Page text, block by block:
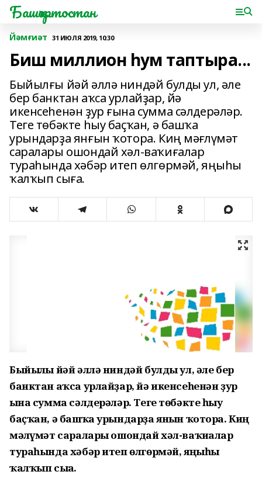
Башҡортостан
Йәмғиәт 31 ИЮЛЯ 2019, 10:30
Биш миллион һум таптыра...
Быйылғы йәй әллә ниндәй булды ул, әле
бер банктан аҡса урлайҙар, йә
икенсеһенән ҙур ғына сумма сәлдерәләр.
Теге төбәкте һыу баҫҡан, ә башҡа
урындарҙа янғын ҡотора. Киң мәғлүмәт
саралары ошондай хәл-ваҡиғалар
тураһында хәбәр итеп өлгөрмәй, яңыһы
ҡалҡып сыға.
Быйылғы йәй әллә ниндәй булды ул, әле бер
банктан аҡса урлайҙар, йә икенсеһенән ҙур
ғына сумма сәлдерәләр. Теге төбәкте һыу
баҫҡан, ә башҡа урындарҙа янғын ҡотора. Киң
мәғлүмәт саралары ошондай хәл-ваҡиғалар
тураһында хәбәр итеп өлгөрмәй, яңыһы
ҡалҡып сыға.